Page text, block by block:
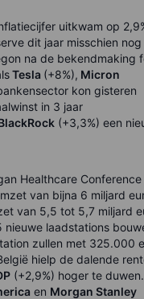
uitkwam op
dit jaar misschien nog
na de bekendmaking
Tesla (+8%), Micron
kon gisteren
in 3 jaar
(+3,3%) een
Healthcare Conference
van bijna 6 miljard
van 5,5 tot 5,7 miljard
laadstations
zullen met 325.000
hielp de dalende
(+2,9%) hoger te duwen.
en Morgan Stanley